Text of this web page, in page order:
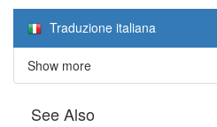
Traduzione italiana
Show more
See Also